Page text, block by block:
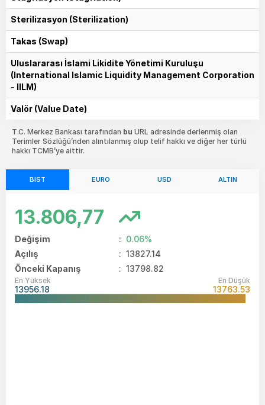
Sterilizasyon (Sterilization)
Takas (Swap)
Uluslararası İslami Likidite Yönetimi Kuruluşu
(International Islamic Liquidity Management Corporation
- IILM)
Valör (Value Date)
T.C. Merkez Bankası tarafından bu URL adresinde derlenmiş olan
Terimler Sözlüğü’nden alıntılanmış olup telif hakkı ve diğer her türlü
hakkı TCMB’ye aittir.
BIST EURO USD ALTIN
13.806,77
Değişim : 0.06%
Açılış
: 13827.14
Önceki Kapanış
: 13798.82
En Yüksek
13956.18
En Düşük
13763.53